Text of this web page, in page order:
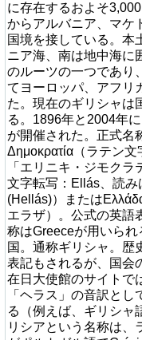
に存在するおよそ
からアルバニア、マケ
国境を接している。本
ニア海、南は地中海に
のルーツの一つであり
てヨーロッパ、アフリ
た。現在のギリシャは
る。1896年と2004年
が開催された。正式名
Δημοκρατία（ラテン
「エリニキ・ジモク
文字転写：Ellás、読み
(Hellás)）または
エラザ）。公式の英語
称はGreeceが用いら
国。通称ギリシャ。歴
表記もされるが、国会
在日大使館のサイトで
「ヘラス」の音訳と
る（例えば、ギリシャ
リシアという名称は、